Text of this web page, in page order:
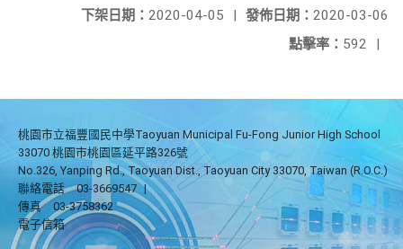
發佈日期： 2020-03-06
下架日期： 2020-04-05
|
點擊率： 592 |
桃園市立福豐國民中學Taoyuan Municipal Fu-Fong Junior High School
33070 桃園市桃園區延平路326號
No.326, Yanping Rd., Taoyuan Dist., Taoyuan City 33070, Taiwan (R.O.C.)
聯絡電話
03-3669547 |
傳真
03-3758362
電子信箱